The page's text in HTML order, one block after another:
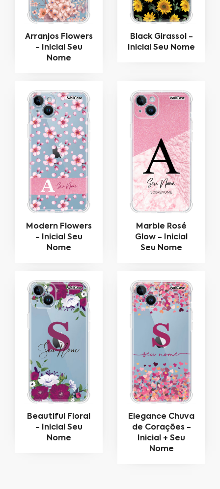
Arranjos Flowers
- Inicial Seu
Nome
Black Girassol -
Inicial Seu Nome
Modern Flowers
- Inicial Seu
Nome
Marble Rosé
Glow - Inicial
Seu Nome
Beautiful Floral
- Inicial Seu
Nome
Elegance Chuva
de Corações -
Inicial + Seu
Nome